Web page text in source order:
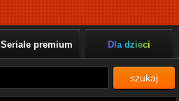
Seriale premium Dla dzieci
szukaj